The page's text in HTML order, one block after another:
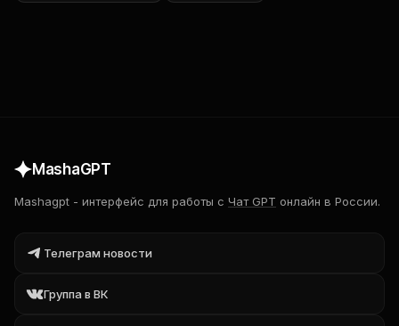
MashaGPT
Mashagpt - интерфейс для работы с Чат GPT онлайн в России.
Телеграм новости
Группа в ВК